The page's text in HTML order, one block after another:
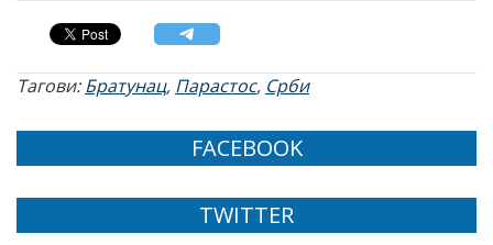
Тагови:Братунац, Парастос, Срби
FACEBOOK
TWITTER